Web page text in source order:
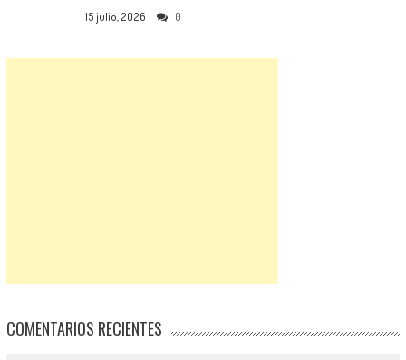
15 julio, 2026 0
COMENTARIOS RECIENTES